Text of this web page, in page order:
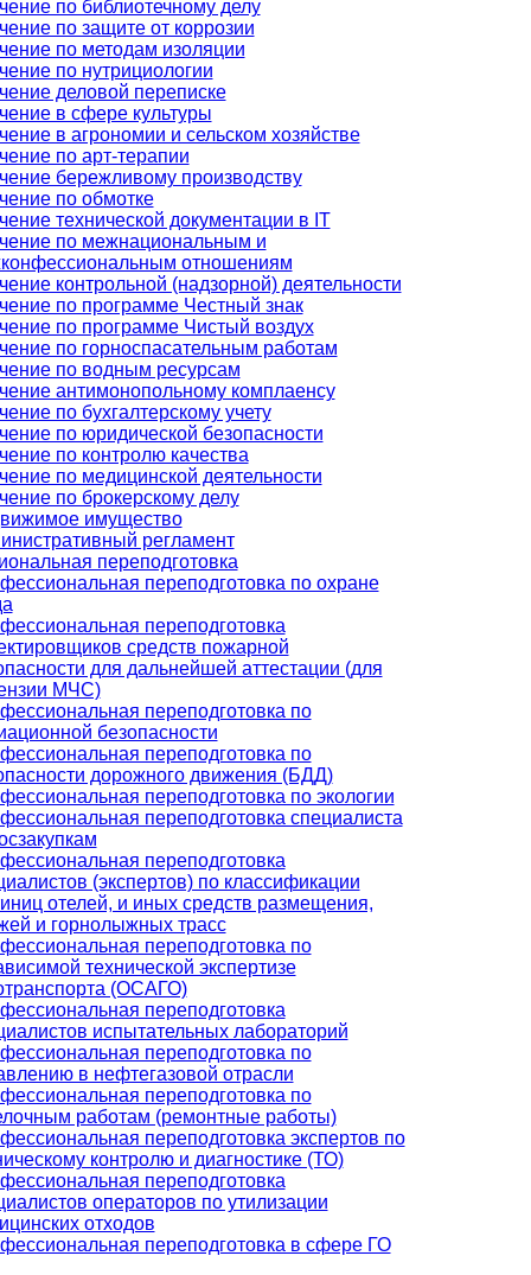
по библиотечному делу
по защите от коррозии
по методам изоляции
по нутрициологии
деловой переписке
в сфере культуры
в агрономии и сельском хозяйстве
по арт-терапии
бережливому производству
по обмотке
технической документации в IT
по межнациональным и
отношениям
контрольной (надзорной) деятельности
по программе Честный знак
по программе Чистый воздух
по горноспасательным работам
по водным ресурсам
антимонопольному комплаенсу
по бухгалтерскому учету
по юридической безопасности
по контролю качества
по медицинской деятельности
по брокерскому делу
имущество
регламент
переподготовка
переподготовка по охране
переподготовка
средств пожарной
для дальнейшей аттестации (для
МЧС)
переподготовка по
безопасности
переподготовка по
дорожного движения (БДД)
переподготовка по экологии
переподготовка специалиста
переподготовка
(экспертов) по классификации
отелей, и иных средств размещения,
и горнолыжных трасс
переподготовка по
технической экспертизе
(ОСАГО)
переподготовка
испытательных лабораторий
переподготовка по
в нефтегазовой отрасли
переподготовка по
работам (ремонтные работы)
переподготовка экспертов по
контролю и диагностике (ТО)
переподготовка
операторов по утилизации
отходов
переподготовка в сфере ГО